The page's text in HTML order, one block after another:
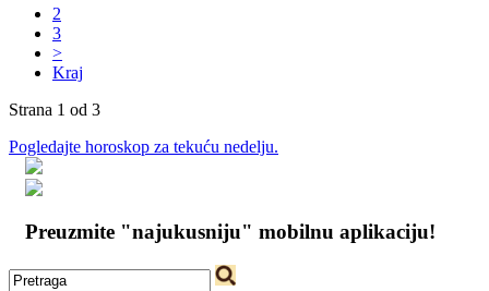
2
3
>
Kraj
Strana 1 od 3
Pogledajte horoskop za tekuću nedelju.
Preuzmite "najukusniju" mobilnu aplikaciju!